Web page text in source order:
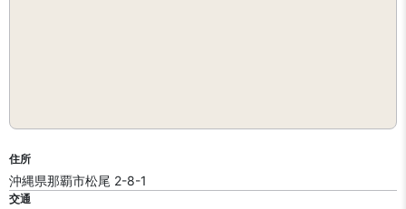
住所
沖縄県那覇市松尾 2-8-1
交通